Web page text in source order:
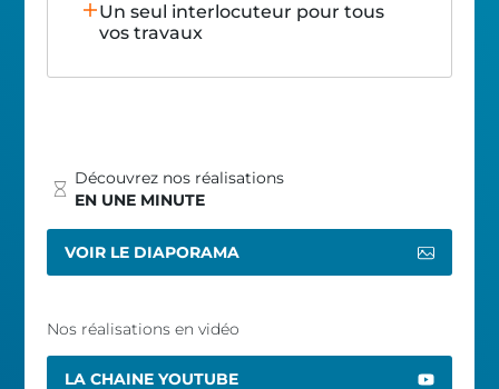
Un seul interlocuteur pour tous
vos travaux
Découvrez nos réalisations
EN UNE MINUTE
VOIR LE DIAPORAMA
Nos réalisations en vidéo
LA CHAINE YOUTUBE